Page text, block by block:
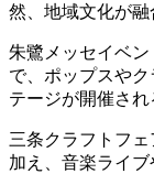
然、地域文化が融
朱鷺メッセイベ
で、ポップスや
テージが開催され
三条クラフトフ
加え、音楽ライ